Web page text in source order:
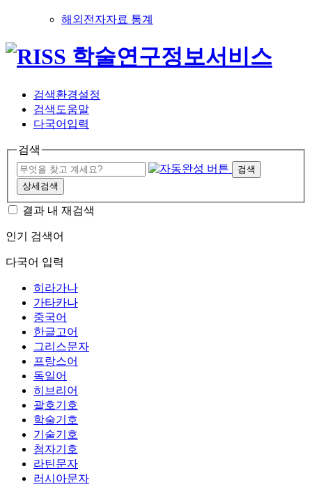
해외전자자료 통계
검색환경설정
검색도움말
다국어입력
검색
검색
상세검색
결과 내 재검색
인기 검색어
다국어 입력
히라가나
가타카나
중국어
한글고어
그리스문자
프랑스어
독일어
히브리어
괄호기호
학술기호
기술기호
첨자기호
라틴문자
러시아문자